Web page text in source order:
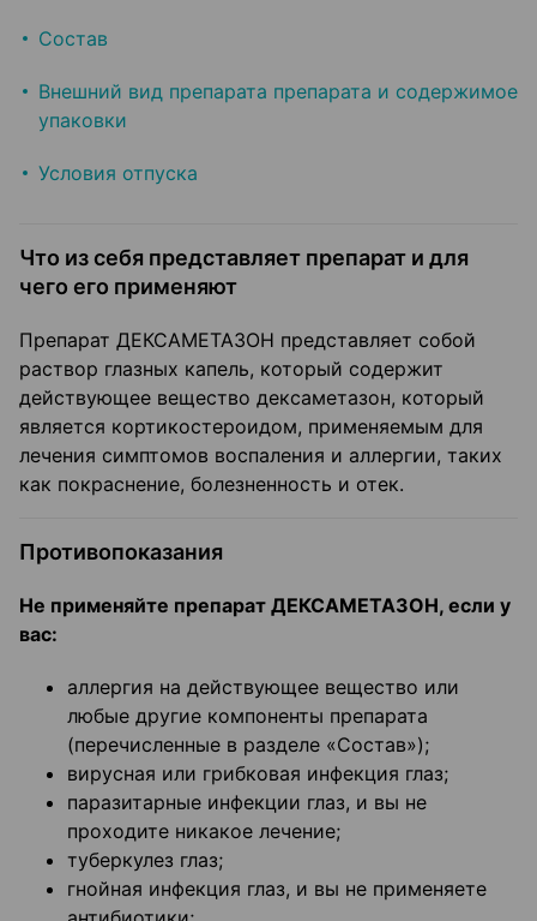
Состав
Внешний вид препарата препарата и содержимое
упаковки
Условия отпуска
Что из себя представляет препарат и для
чего его применяют
Препарат ДЕКСАМЕТАЗОН представляет собой
раствор глазных капель, который содержит
действующее вещество дексаметазон, который
является кортикостероидом, применяемым для
лечения симптомов воспаления и аллергии, таких
как покраснение, болезненность и отек.
Противопоказания
Не применяйте препарат ДЕКСАМЕТАЗОН, если у
вас:
аллергия на действующее вещество или
любые другие компоненты препарата
(перечисленные в разделе «Состав»);
вирусная или грибковая инфекция глаз;
паразитарные инфекции глаз, и вы не
проходите никакое лечение;
туберкулез глаз;
гнойная инфекция глаз, и вы не применяете